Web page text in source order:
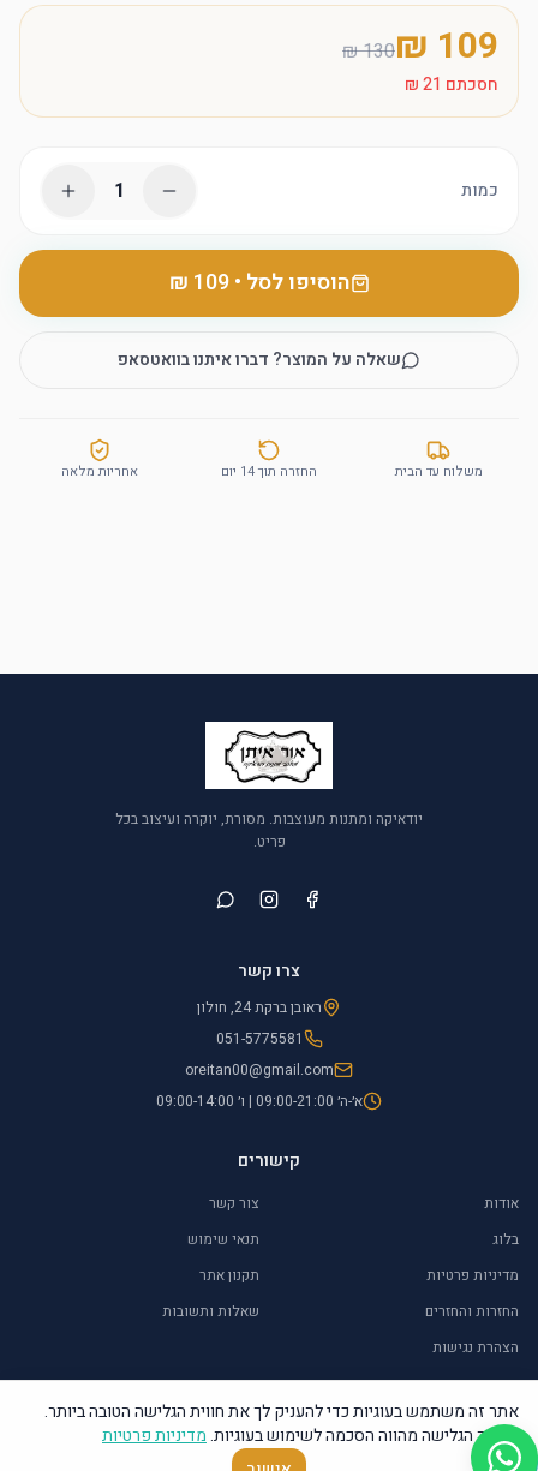
חסכתם
כמות 1
הוסיפו לסל •
‏109 ₪
שאלה על המוצר? דברו איתנו בוואטסאפ
משלוח עד הבית החזרה תוך 14 יום אחריות מלאה
יודאיקה ומתנות מעוצבות. מסורת, יוקרה ועיצוב בכל
פריט.
צרו קשר
ראובן ברקת 24, חולון
051-5775581
oreitan00@gmail.com
א׳-ה׳ 09:00-21:00 | ו׳ 09:00-14:00
קישורים
אודות
צור קשר
בלוג
תנאי שימוש
מדיניות פרטיות
תקנון אתר
החזרות והחזרים
שאלות ותשובות
הצהרת נגישות
©
2026 אור איתן – יודאיקה ומתנות. כל הזכויות שמורות.
אתר זה משתמש בעוגיות כדי להעניק לך את חווית הגלישה הטובה ביותר.
המשך הגלישה מהווה הסכמה לשימוש בעוגיות.מדיניות פרטיות